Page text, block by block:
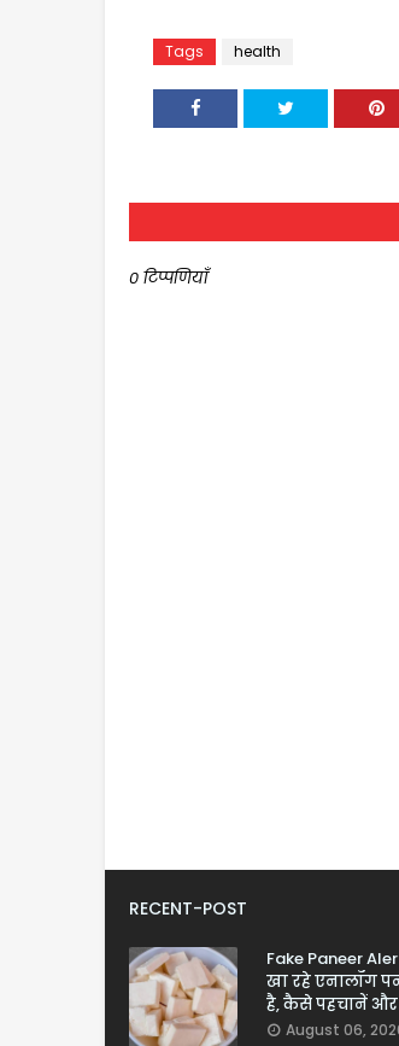
Tags health
0 टिप्पणियाँ
RECENT-POST
Fake Paneer
खा रहे एनालॉग
है, कैसे पहचानें और
August 06,